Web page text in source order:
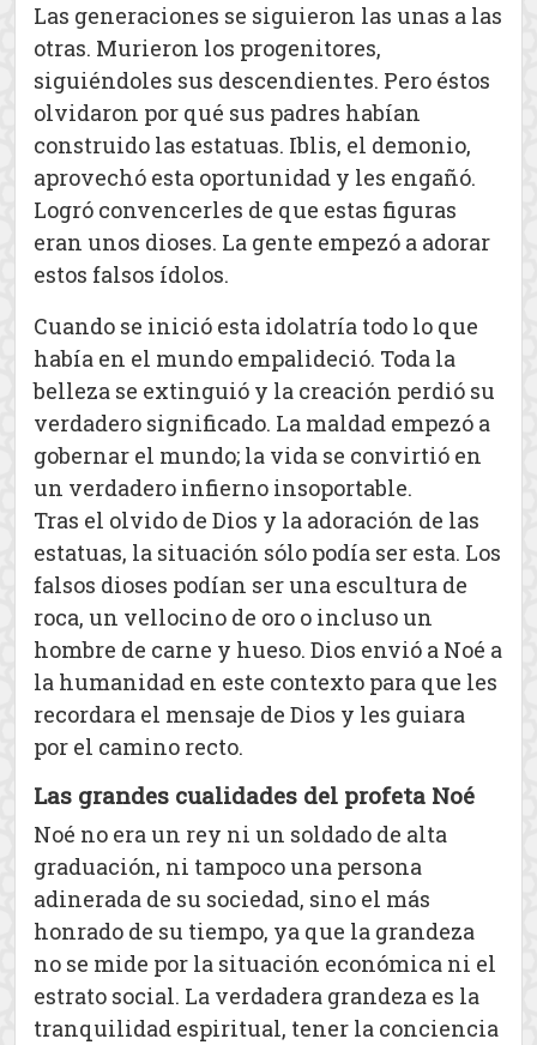
Las generaciones se siguieron las unas a las
otras. Murieron los progenitores,
siguiéndoles sus descendientes. Pero éstos
olvidaron por qué sus padres habían
construido las estatuas. Iblis, el demonio,
aprovechó esta oportunidad y les engañó.
Logró convencerles de que estas figuras
eran unos dioses. La gente empezó a adorar
estos falsos ídolos.
Cuando se inició esta idolatría todo lo que
había en el mundo empalideció. Toda la
belleza se extinguió y la creación perdió su
verdadero significado. La maldad empezó a
gobernar el mundo; la vida se convirtió en
un verdadero infierno insoportable.
Tras el olvido de Dios y la adoración de las
estatuas, la situación sólo podía ser esta. Los
falsos dioses podían ser una escultura de
roca, un vellocino de oro o incluso un
hombre de carne y hueso. Dios envió a Noé a
la humanidad en este contexto para que les
recordara el mensaje de Dios y les guiara
por el camino recto.
Las grandes cualidades del profeta Noé
Noé no era un rey ni un soldado de alta
graduación, ni tampoco una persona
adinerada de su sociedad, sino el más
honrado de su tiempo, ya que la grandeza
no se mide por la situación económica ni el
estrato social. La verdadera grandeza es la
tranquilidad espiritual, tener la conciencia